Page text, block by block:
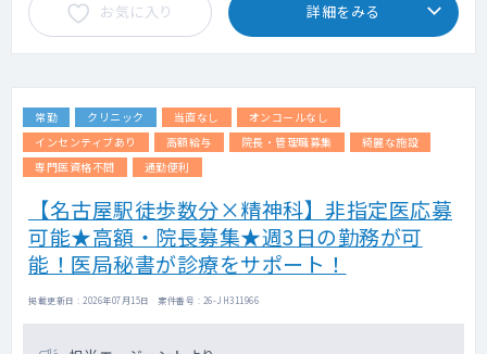
外来業務
※ご希望があれば相談可（外来内容はご相談
に応じます）
救急搬送0～2件） ※当直帯の平均件数
当直体制：医師1名体制（放射線技師、検査技
師：オンコール対応）
円、日祝13万円（日当直）
お気に入り 詳細をみる
常勤 クリニック 当直なし
オンコールなし
インセンティブあり
高額給与 院長・管理職募集
綺麗な施設
専門医資格不問
通勤便利
【名古屋駅徒歩数分×精神科】非指定医応募
可能★高額・院長募集★週3日の勤務が可
能！医局秘書が診療をサポート！
掲載更新日 : 2026年07月15日 案件番号 : 26-JH311966